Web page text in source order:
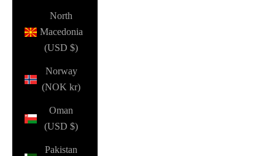
North
Macedonia
(USD $)
Norway
(NOK kr)
Oman
(USD $)
Pakistan